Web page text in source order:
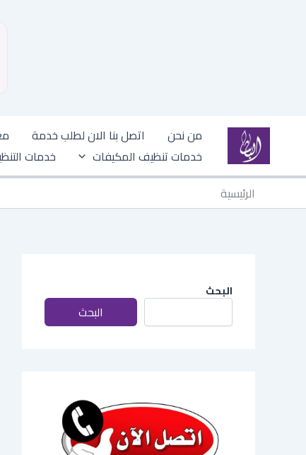
من نحن اتصل بنا الان لطلب خدمة
خدمات تنظيف المكيفات
خدمات
الرئيسية
البحث
البحث